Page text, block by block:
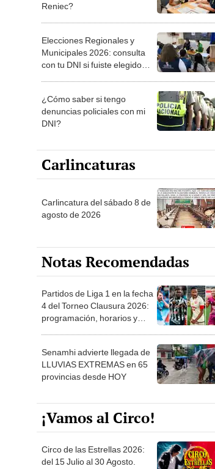
Reniec?
Elecciones Regionales y
Municipales 2026: consulta
con tu DNI si fuiste elegido
la ONPE
¿Cómo saber si tengo
denuncias policiales con mi
DNI?
Carlincaturas
Carlincatura del sábado 8 de
agosto de 2026
Notas Recomendadas
Partidos de Liga 1 en la fecha
4 del Torneo Clausura 2026:
programación, horarios y
Senamhi advierte llegada de
LLUVIAS EXTREMAS en 65
provincias desde HOY
¡Vamos al Circo!
Circo de las Estrellas 2026:
del 15 Julio al 30 Agosto.